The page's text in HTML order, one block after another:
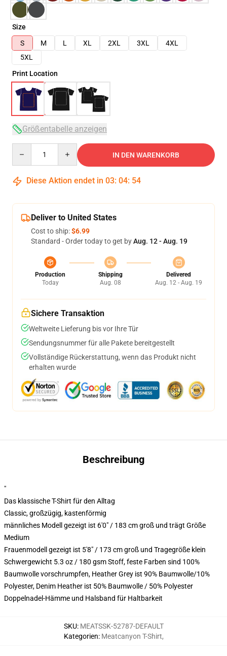
Size
S
M L XL 2XL 3XL
4XL
5XL
Print Location
Größentabelle anzeigen
IN DEN WARENKORB
Diese Aktion endet in 03: 04: 54
Deliver to United States
Cost to ship:$6.99
Standard - Order today to get byAug. 12 - Aug. 19
Production
Today
Shipping
Aug. 08
Delivered
Aug. 12 - Aug. 19
Sichere Transaktion
Weltweite Lieferung bis vor Ihre Tür
Sendungsnummer für alle Pakete bereitgestellt
Vollständige Rückerstattung, wenn das Produkt nicht
erhalten wurde
Beschreibung
"
Das klassische T-Shirt für den Alltag
Classic, großzügig, kastenförmig
männliches Modell gezeigt ist 6'0" / 183 cm groß und trägt Größe
Medium
Frauenmodell gezeigt ist 5'8" / 173 cm groß und Tragegröße klein
Schwergewicht 5.3 oz / 180 gsm Stoff, feste Farben sind 100%
Baumwolle vorschrumpfen, Heather Grey ist 90% Baumwolle/10%
Polyester, Denim Heather ist 50% Baumwolle / 50% Polyester
Doppelnadel-Hämme und Halsband für Haltbarkeit
SKU: MEATSSK-52787-DEFAULT
Kategorien: Meatcanyon T-Shirt,